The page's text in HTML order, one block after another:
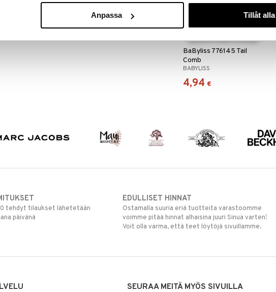
Anpassa Tillåt alla
BaByliss 776145 Tail
Comb
BABYLISS
4,94 €
tehdyt tilaukset lähetetään
päivänä
EDULLISET HINNAT
Ostamalla suuria eriä tuotteita varastoomme
voimme pitää hinnat alhaisina juuri Sinua varten!
Voit olla varma, että teet löytöjä sivuillamme.
SEURAA MEITÄ MYÖS SIVUILLA